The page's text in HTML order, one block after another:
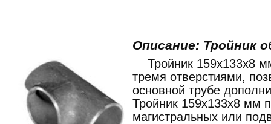
Описание: Тройник
Тройник 159x133x8
тремя отверстиями,
основной трубе
Тройник 159x133x8 мм
магистральных или